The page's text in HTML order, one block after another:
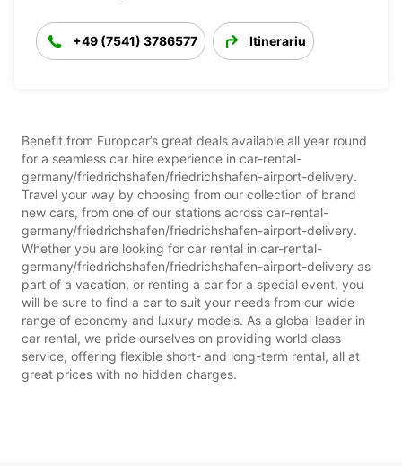
+49 (7541) 3786577 Itinerariu
Benefit from Europcar’s great deals available all year round
for a seamless car hire experience in car-rental-
germany/friedrichshafen/friedrichshafen-airport-delivery.
Travel your way by choosing from our collection of brand
new cars, from one of our stations across car-rental-
germany/friedrichshafen/friedrichshafen-airport-delivery.
Whether you are looking for car rental in car-rental-
germany/friedrichshafen/friedrichshafen-airport-delivery as
part of a vacation, or renting a car for a special event, you
will be sure to find a car to suit your needs from our wide
range of economy and luxury models. As a global leader in
car rental, we pride ourselves on providing world class
service, offering flexible short- and long-term rental, all at
great prices with no hidden charges.